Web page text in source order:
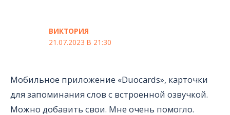
ВИКТОРИЯ
21.07.2023 В 21:30
Мобильное приложение «Duocards», карточки
для запоминания слов с встроенной озвучкой.
Можно добавить свои. Мне очень помогло.